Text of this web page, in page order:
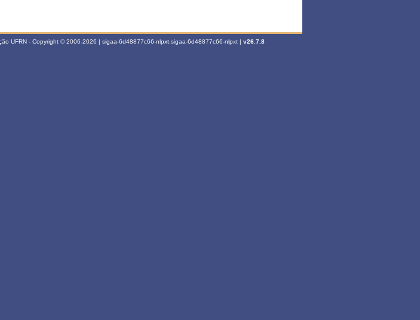
UFRN - Copyright © 2006-2026 | sigaa-6d48877c66-nlpxt.sigaa-6d48877c66-nlpxt | v26.7.8